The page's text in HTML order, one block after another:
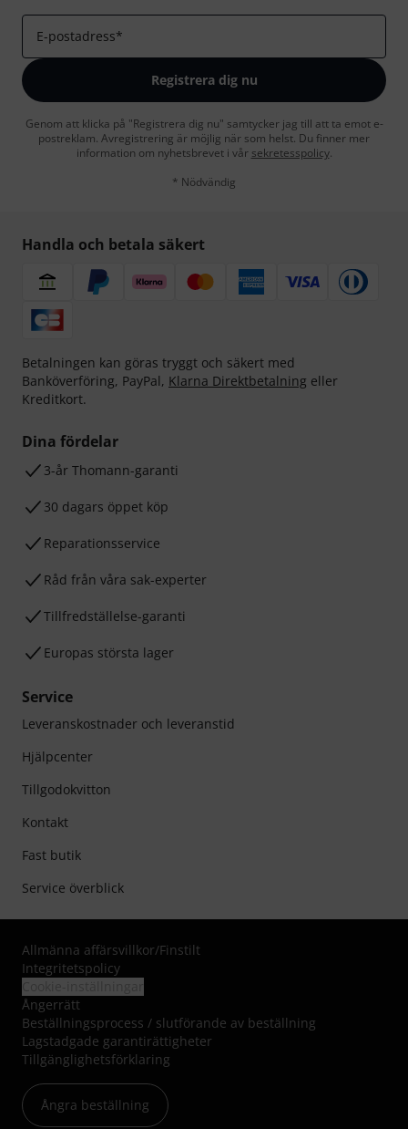
E-postadress*
Registrera dig nu
Genom att klicka på "Registrera dig nu" samtycker jag till att ta emot e-
postreklam. Avregistrering är möjlig när som helst. Du finner mer
information om nyhetsbrevet i vår sekretesspolicy.
* Nödvändig
Handla och betala säkert
Betalningen kan göras tryggt och säkert med
Banköverföring, PayPal, Klarna Direktbetalning eller
Kreditkort.
Dina fördelar
3-år Thomann-garanti
30 dagars öppet köp
Reparationsservice
Råd från våra sak-experter
Tillfredställelse-garanti
Europas största lager
Service
Leveranskostnader och leveranstid
Hjälpcenter
Tillgodokvitton
Kontakt
Fast butik
Service överblick
Allmänna affärsvillkor/Finstilt
Integritetspolicy
Ångerrätt
Beställningsprocess / slutförande av beställning
Lagstadgade garantirättigheter
Tillgänglighetsförklaring
Ångra beställning